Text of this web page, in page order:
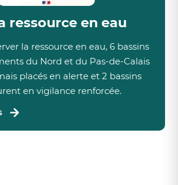
ressource en eau
la ressource en eau, 6 bassins
du Nord et du Pas-de-Calais
placés en alerte et 2 bassins
en vigilance renforcée.